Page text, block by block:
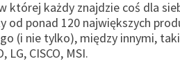
której każdy znajdzie coś dla
od ponad 120 największych
(i nie tylko), między innymi,
LG, CISCO, MSI.